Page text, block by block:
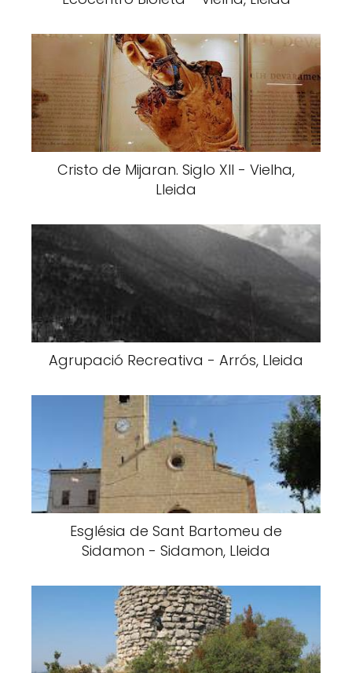
Cristo de Mijaran. Siglo XII - Vielha,
Lleida
Agrupació Recreativa - Arrós, Lleida
Església de Sant Bartomeu de
Sidamon - Sidamon, Lleida